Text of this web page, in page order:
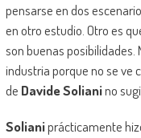
pensarse en dos
en otro estudio. Otro es
son buenas posibilidades.
industria porque no se ve
de Davide Solianino
Solianiprácticamente